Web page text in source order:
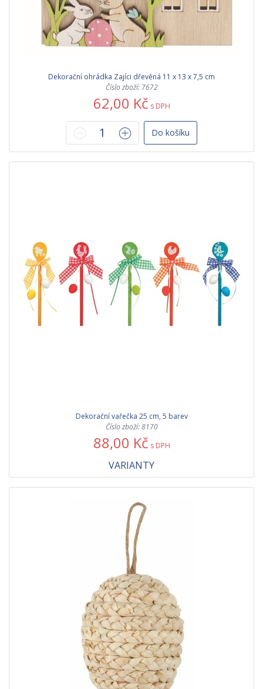
Dekorační ohrádka Zajíci dřevěná 11 x 13 x 7,5 cm
Číslo zboží: 7672
62,00 Kč s DPH
Do košíku
Dekorační vařečka 25 cm, 5 barev
Číslo zboží: 8170
88,00 Kč s DPH
VARIANTY